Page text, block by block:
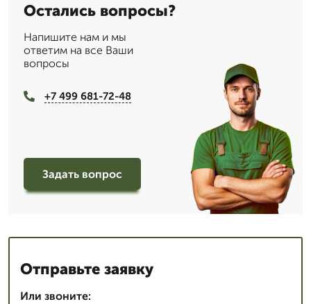
Остались вопросы?
Напишите нам и мы
ответим на все Ваши
вопросы
+7 499 681-72-48
Задать вопрос
Отправьте заявку
Или звоните: